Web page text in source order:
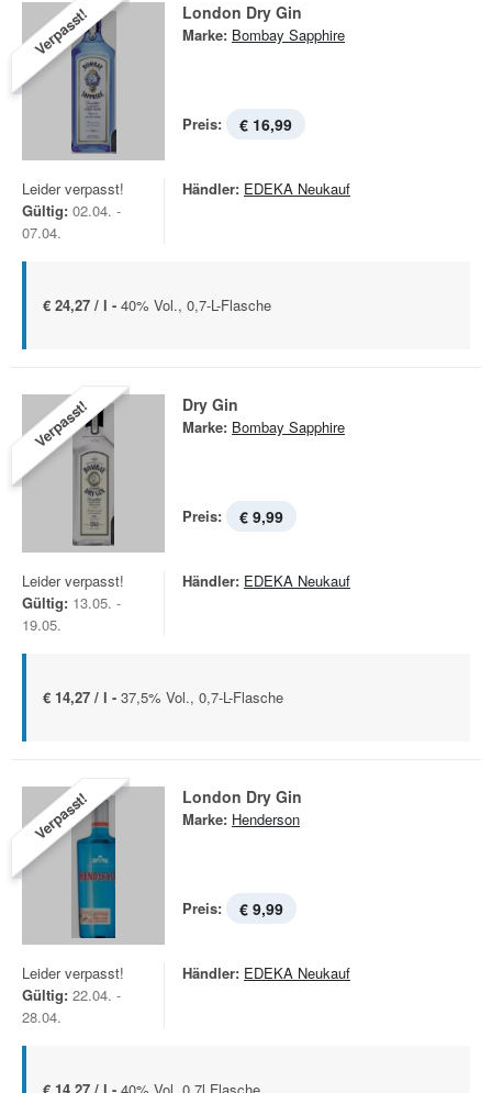
Verpasst! London Dry Gin
Marke: Bombay Sapphire
Preis: € 16,99
Leider verpasst!
Gültig: 02.04. -
07.04.
Händler: EDEKA Neukauf
€ 24,27 / l - 40% Vol., 0,7-L-Flasche
Verpasst! Dry Gin
Marke: Bombay Sapphire
Preis: € 9,99
Leider verpasst!
Gültig: 13.05. -
19.05.
Händler: EDEKA Neukauf
€ 14,27 / l - 37,5% Vol., 0,7-L-Flasche
Verpasst! London Dry Gin
Marke: Henderson
Preis: € 9,99
Leider verpasst!
Gültig: 22.04. -
28.04.
Händler: EDEKA Neukauf